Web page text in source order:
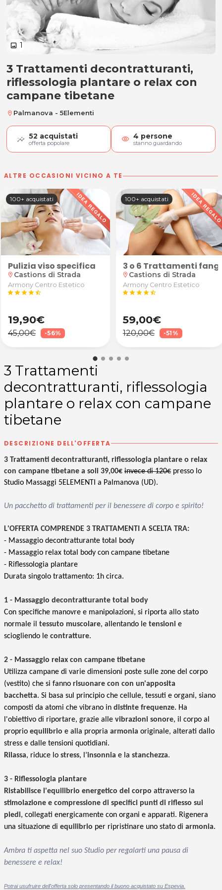
image 1
3 Trattamenti decontratturanti,
3 Trattamenti decontratturanti,
riflessologia plantare o relax con
campane tibetane
location_on Palmanova - 5Elementi
52 acquistati
offerta popolare visibility 4 persone
stanno guardando
ALTRE OCCASIONI VICINO A TE
Dance Studio & Fitness di Corgnolo di Porpetto
100+ acquistati
Pulizia viso specifica
location_on Castions di Strada
Armony Centro Estetico
starstarstarstarstar_half
19,90€
45,00€ -56%
100+ acquistati
3 o 6 Trattamenti
location_on Castions di Strada
Armony Centro Estetico
starstarstarstarstar_half
59,00€
120,00€ -51%
3 Trattamenti
decontratturanti, riflessologia
plantare o relax con campane
tibetane
DESCRIZIONE DELL'OFFERTA
3 Trattamenti decontratturanti, riflessologia plantare o relax
con campane tibetane a soli 39,00€ invece di 120€ presso lo
Studio Massaggi 5ELEMENTI a Palmanova (UD).
Un pacchetto di trattamenti per il benessere di corpo e spirito!
L'OFFERTA COMPRENDE 3 TRATTAMENTI A SCELTA TRA:
- Massaggio decontratturante total body
- Massaggio relax total body con campane tibetane
- Riflessologia plantare
Durata singolo trattamento: 1h circa.
1 - Massaggio decontratturante total body
Con specifiche manovre e manipolazioni, si riporta allo stato
normale il tessuto muscolare, allentando le tensioni e
sciogliendo le contratture.
2 - Massaggio relax con campane tibetane
Utilizza campane di varie dimensioni poste sulle zone del corpo
(vestito) che si fanno risuonare con con un'apposita
bacchetta. Si basa sul principio che cellule, tessuti e organi, siano
composti da atomi che vibrano in distinte frequenze. Ha
l'obiettivo di riportare, grazie alle vibrazioni sonore, il corpo al
proprio equilibrio e alla propria armonia originale, alterati dallo
stress e dalle tensioni quotidiani.
Rilassa, riduce lo stress, l’insonnia e la stanchezza.
3 - Riflessologia plantare
Ristabilisce l'equilibrio energetico del corpo attraverso la
stimolazione e compressione di specifici punti di riflesso sui
piedi, collegati energicamente con organi e apparati. Rigenera
una situazione di equilibrio per ripristinare uno stato di armonia.
Ambra ti aspetta nel suo Studio per regalarti una pausa di
benessere e relax!
Potrai usufruire dell'offerta solo presentando il buono acquistato su Espevia.